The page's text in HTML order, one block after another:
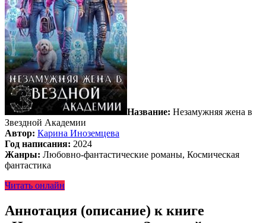
Название: Незамужняя жена в
Звездной Академии
Автор: Карина Иноземцева
Год написания: 2024
Жанры: Любовно-фантастические романы, Космическая
фантастика
Читать онлайн
Аннотация (описание) к книге